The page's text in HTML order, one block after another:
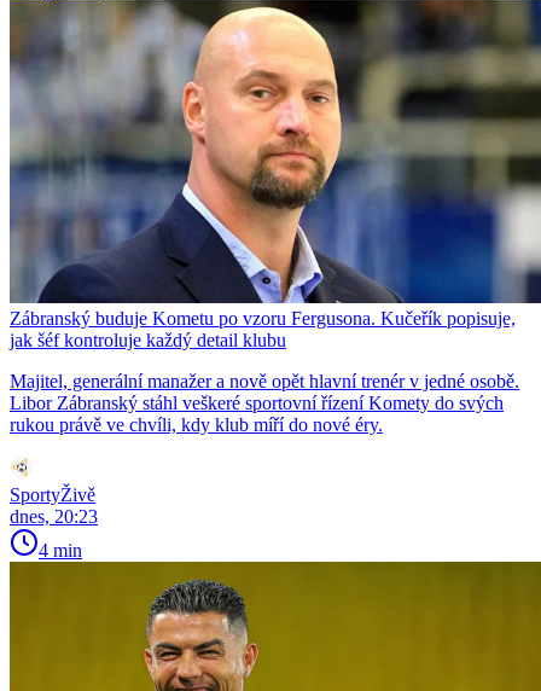
Zábranský buduje Kometu po vzoru Fergusona. Kučeřík popisuje,
jak šéf kontroluje každý detail klubu
Majitel, generální manažer a nově opět hlavní trenér v jedné osobě.
Libor Zábranský stáhl veškeré sportovní řízení Komety do svých
rukou právě ve chvíli, kdy klub míří do nové éry.
SportyŽivě
dnes, 20:23
4 min